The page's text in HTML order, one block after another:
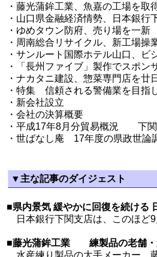
・藤光蒲鉾工業、魚嘉の工場を取
・山口県金融経済情勢、日本銀行
・ゆめタウン防府、売り場を一新
・周南総合リサイクル、新工場操
・サンルート国際ホテル山口、ビ
・「長州ファイブ」製作でスポン
・ナカタニ建設、惣菜専門店を廿
・特集 信頼される警備業を目指
・新会社設立
・会社の決算概要
・平成17年8月分貿易概況 下関
・世ばなし庵 17年度の県政世論
▼主な記事のダイジェスト
■県内景気 緩やかに回復を続ける
日本銀行下関支店は、このほど9
■藤光蒲鉾工業 練製品の老舗・
水産練り製品の大手メーカー、